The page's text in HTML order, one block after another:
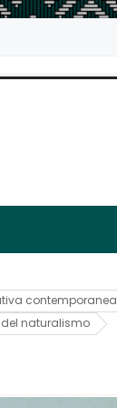
contemporanea
del naturalismo